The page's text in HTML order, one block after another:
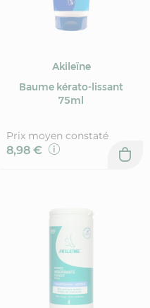
Akileïne
Baume kérato-lissant
75ml
Prix moyen constaté
8,98 €